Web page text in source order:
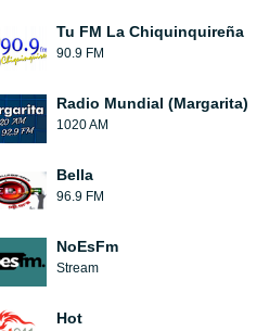
Tu FM La Chiquinquireña
90.9 FM
Radio Mundial (Margarita)
1020 AM
Bella
96.9 FM
NoEsFm
Stream
Hot